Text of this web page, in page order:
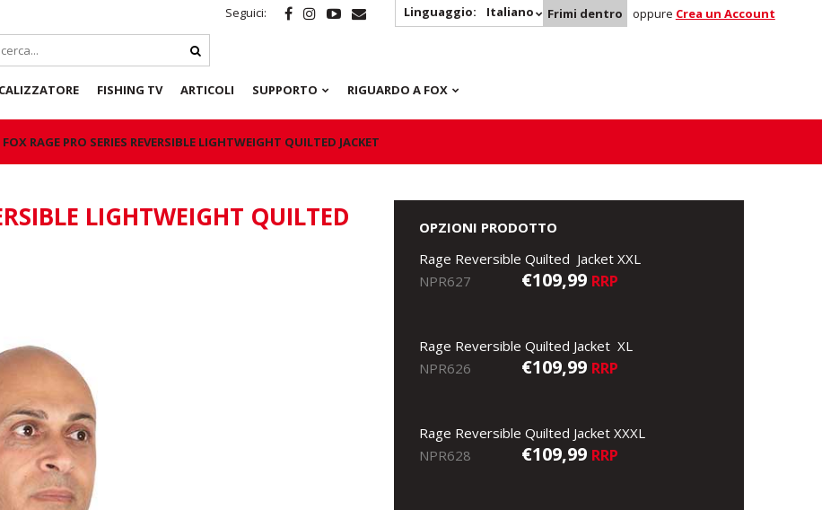
Seguici: Linguaggio: Italiano Frimi dentro oppure Crea un Account
FISHING TV ARTICOLI SUPPORTO RIGUARDO A FOX
FOX RAGE PRO SERIES REVERSIBLE LIGHTWEIGHT QUILTED JACKET
LIGHTWEIGHT QUILTED
OPZIONI PRODOTTO
Rage Reversible Quilted Jacket XXL
NPR627
€109,99 RRP
Rage Reversible Quilted Jacket XL
NPR626
€109,99 RRP
Rage Reversible Quilted Jacket XXXL
NPR628
€109,99 RRP